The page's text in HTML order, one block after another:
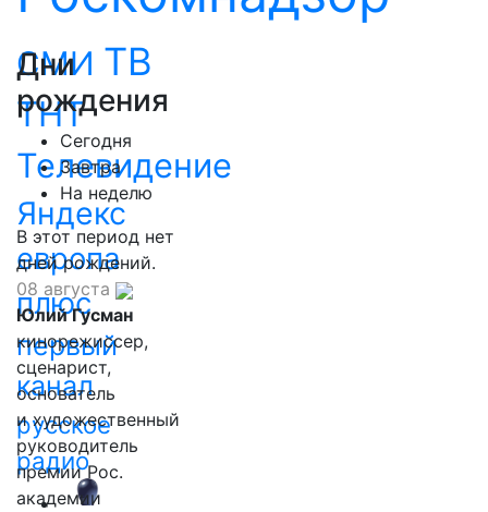
СМИ ТВ
ТНТ
Телевидение
Яндекс
европа
плюс
первый
канал
русское
радио
Дни
рождения
Сегодня
Завтра
На неделю
В этот период нет
дней рождений.
08 августа
Юлий Гусман
кинорежиссер,
сценарист,
основатель
и художественный
руководитель
премии Рос.
академии